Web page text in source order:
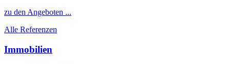
zu den Angeboten ...
Alle Referenzen
Immobilien